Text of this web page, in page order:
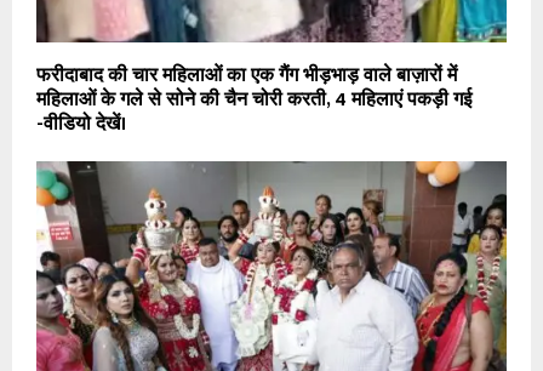
फरीदाबाद की चार महिलाओं का एक गैंग भीड़भाड़ वाले बाज़ारों में
महिलाओं के गले से सोने की चैन चोरी करती, 4 महिलाएं पकड़ी गई
-वीडियो देखें।